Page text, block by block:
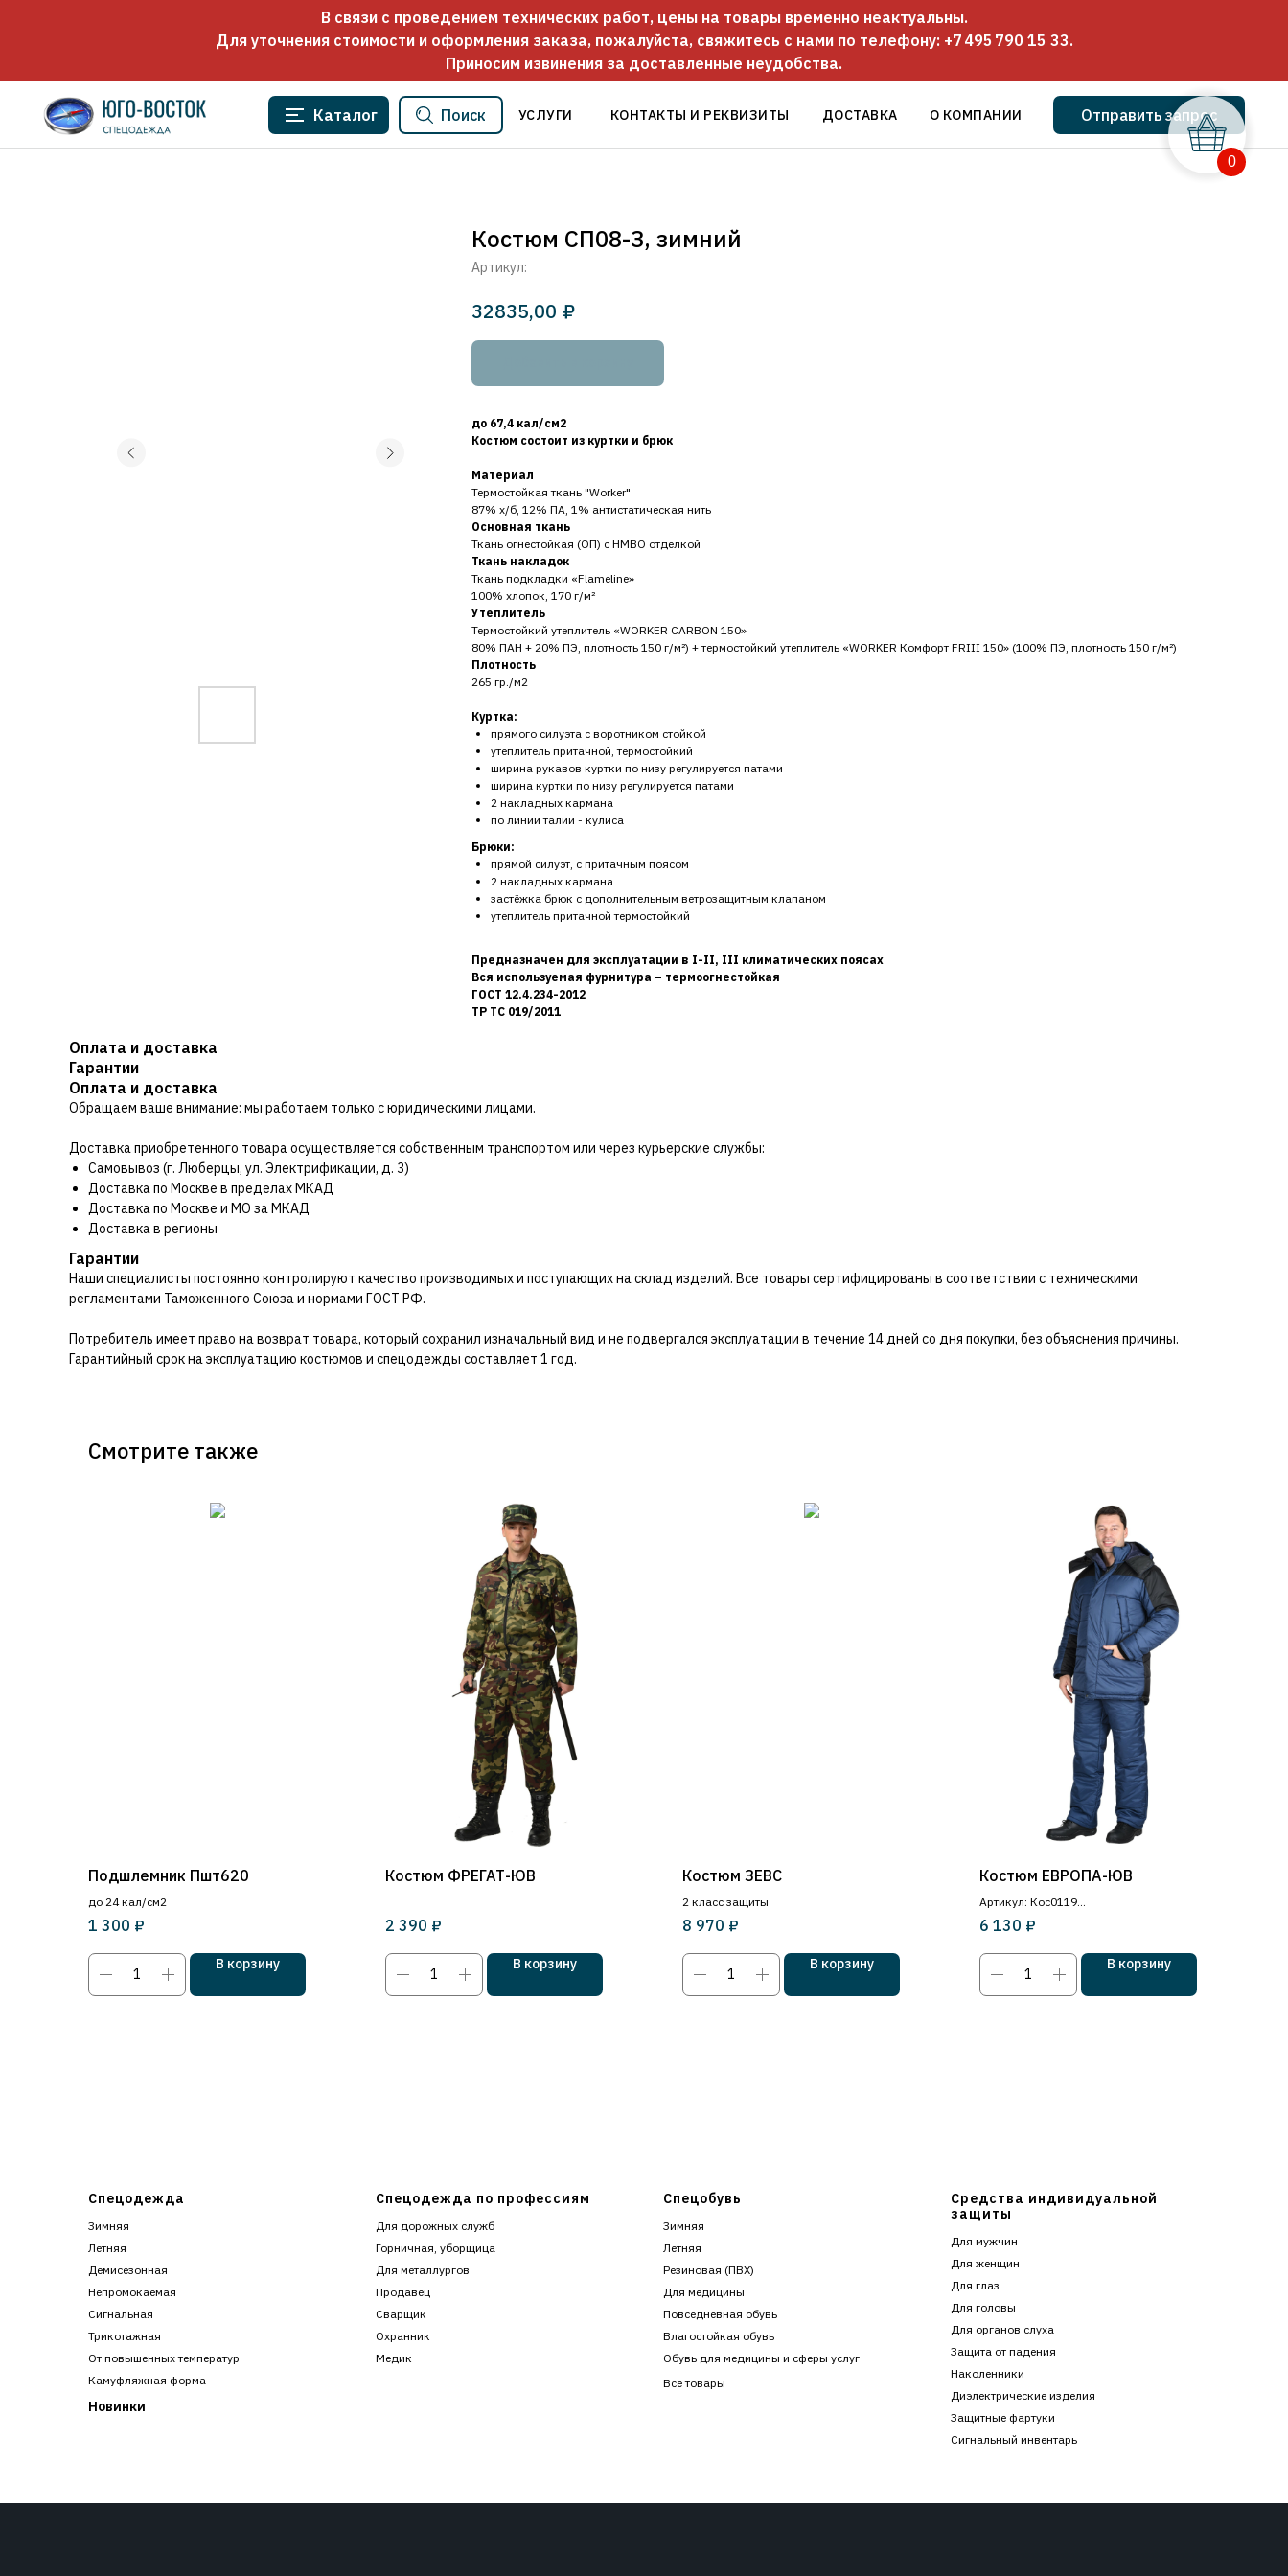
В связи с проведением технических работ, цены на товары временно неактуальны.
Для уточнения стоимости и оформления заказа, пожалуйста, свяжитесь с нами по телефону: +7 495 790 15 33.
Приносим извинения за доставленные неудобства.
Каталог Поиск Отправить запрос
УСЛУГИ КОНТАКТЫ И РЕКВИЗИТЫ ДОСТАВКА О КОМПАНИИ
Костюм СП08-З, зимний
Артикул:
32835,00 ₽
до 67,4 кал/см2
Костюм состоит из куртки и брюк
Материал
Термостойкая ткань "Worker"
87% х/б, 12% ПА, 1% антистатическая нить
Основная ткань
Ткань огнестойкая (ОП) с НМВО отделкой
Ткань накладок
Ткань подкладки «Flameline»
100% хлопок, 170 г/м²
Утеплитель
Термостойкий утеплитель «WORKER CARBON 150»
80% ПАН + 20% ПЭ, плотность 150 г/м²) + термостойкий утеплитель «WORKER Комфорт FRIII 150» (100% ПЭ, плотность 150 г/м²)
Плотность
265 гр./м2
Куртка:
прямого силуэта с воротником стойкой
утеплитель притачной, термостойкий
ширина рукавов куртки по низу регулируется патами
ширина куртки по низу регулируется патами
2 накладных кармана
по линии талии - кулиса
Брюки:
прямой силуэт, с притачным поясом
2 накладных кармана
застёжка брюк с дополнительным ветрозащитным клапаном
утеплитель притачной термостойкий
Предназначен для эксплуатации в I-II, III климатических поясах
Вся используемая фурнитура – термоогнестойкая
ГОСТ 12.4.234-2012
ТР ТС 019/2011
Оплата и доставка
Гарантии
Оплата и доставка
Обращаем ваше внимание: мы работаем только с юридическими лицами.
Доставка приобретенного товара осуществляется собственным транспортом или через курьерские службы:
Самовывоз (г. Люберцы, ул. Электрификации, д. 3)
Доставка по Москве в пределах МКАД
Доставка по Москве и МО за МКАД
Доставка в регионы
Гарантии
Наши специалисты постоянно контролируют качество производимых и поступающих на склад изделий. Все товары сертифицированы в соответствии с техническими
регламентами Таможенного Союза и нормами ГОСТ РФ.
Потребитель имеет право на возврат товара, который сохранил изначальный вид и не подвергался эксплуатации в течение 14 дней со дня покупки, без объяснения причины.
Гарантийный срок на эксплуатацию костюмов и спецодежды составляет 1 год.
Смотрите также
Подшлемник Пшт620
до 24 кал/см2
1 300 ₽
В корзину
Костюм ФРЕГАТ-ЮВ
2 390 ₽
В корзину
Костюм ЗЕВС
2 класс защиты
8 970 ₽
В корзину
Костюм ЕВРОПА-ЮВ
Артикул: Кос0119
Костюм состоит из куртки и брюк
6 130 ₽
В корзину
0
Спецодежда
Зимняя
Летняя
Демисезонная
Непромокаемая
Сигнальная
Трикотажная
От повышенных температур
Камуфляжная форма
Новинки
Спецодежда по профессиям
Для дорожных служб
Горничная, уборщица
Для металлургов
Продавец
Сварщик
Охранник
Медик
Спецобувь
Зимняя
Летняя
Резиновая (ПВХ)
Для медицины
Повседневная обувь
Влагостойкая обувь
Обувь для медицины и сферы услуг
Все товары
Средства индивидуальной
защиты
Для мужчин
Для женщин
Для глаз
Для головы
Для органов слуха
Защита от падения
Наколенники
Диэлектрические изделия
Защитные фартуки
Сигнальный инвентарь